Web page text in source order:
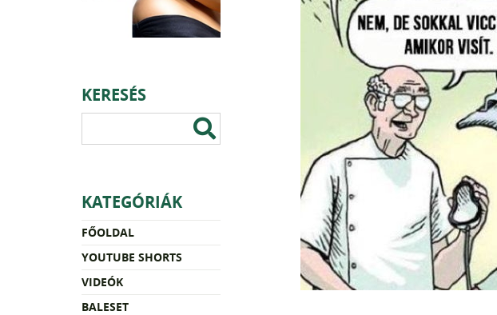
KERESÉS
KATEGÓRIÁK
FŐOLDAL
YOUTUBE SHORTS
VIDEÓK
BALESET